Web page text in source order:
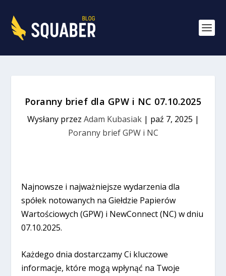
Poranny brief dla GPW i NC 07.10.2025
Wysłany przez Adam Kubasiak| paź 7, 2025 |
Poranny brief GPW i NC
Najnowsze i najważniejsze wydarzenia dla
spółek notowanych na Giełdzie Papierów
Wartościowych (GPW) i NewConnect (NC) w dniu
07.10.2025.
Każdego dnia dostarczamy Ci kluczowe
informacje, które mogą wpłynąć na Twoje